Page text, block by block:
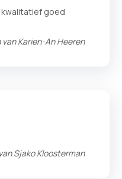
kwalitatief goed
vanKarien-An Heeren
Sjako Kloosterman